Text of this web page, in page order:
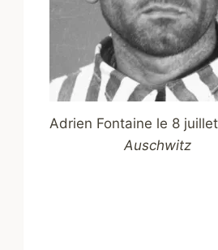
Adrien Fontaine le 8
Auschwitz